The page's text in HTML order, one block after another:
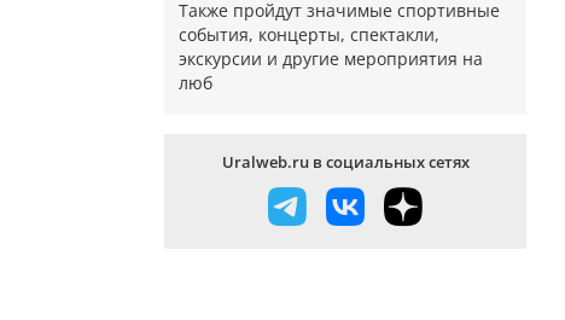
Также пройдут значимые спортивные
события, концерты, спектакли,
экскурсии и другие мероприятия на
люб
Uralweb.ru в социальных сетях